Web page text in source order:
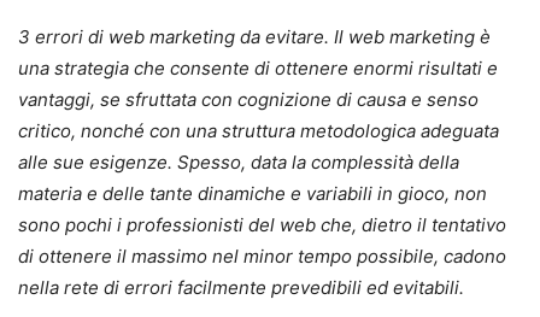
3 errori di web marketing da evitare. Il web marketing è
una strategia che consente di ottenere enormi risultati e
vantaggi, se sfruttata con cognizione di causa e senso
critico, nonché con una struttura metodologica adeguata
alle sue esigenze. Spesso, data la complessità della
materia e delle tante dinamiche e variabili in gioco, non
sono pochi i professionisti del web che, dietro il tentativo
di ottenere il massimo nel minor tempo possibile, cadono
nella rete di errori facilmente prevedibili ed evitabili.